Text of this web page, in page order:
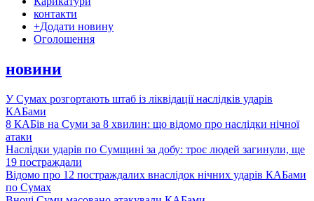
контакти
+Додати новину
Оголошення
новини
У Сумах розгортають штаб із ліквідації наслідків ударів
КАБами
8 КАБів на Суми за 8 хвилин: що відомо про наслідки нічної
атаки
Наслідки ударів по Сумщині за добу: троє людей загинули, ще
19 постраждали
Відомо про 12 постраждалих внаслідок нічних ударів КАБами
по Сумах